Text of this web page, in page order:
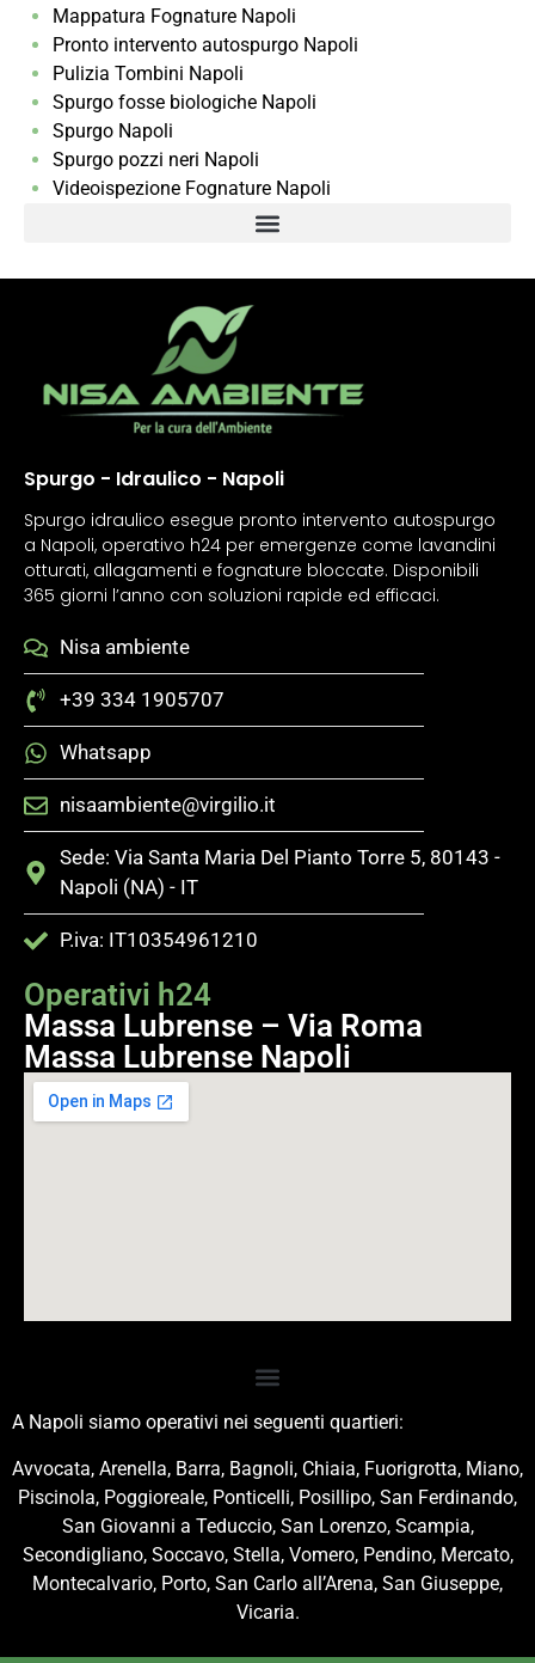
Mappatura Fognature Napoli
Pronto intervento autospurgo Napoli
Pulizia Tombini Napoli
Spurgo fosse biologiche Napoli
Spurgo Napoli
Spurgo pozzi neri Napoli
Videoispezione Fognature Napoli
Spurgo - Idraulico - Napoli
Spurgo idraulico esegue pronto intervento autospurgo
a Napoli, operativo h24 per emergenze come lavandini
otturati, allagamenti e fognature bloccate. Disponibili
365 giorni l’anno con soluzioni rapide ed efficaci.
Nisa ambiente
+39 334 1905707
Whatsapp
nisaambiente@virgilio.it
Sede: Via Santa Maria Del Pianto Torre 5, 80143 -
Napoli (NA) - IT
P.iva: IT10354961210
Operativi h24
Massa Lubrense – Via Roma
Massa Lubrense Napoli
A Napoli siamo operativi nei seguenti quartieri:
Avvocata, Arenella, Barra, Bagnoli, Chiaia, Fuorigrotta, Miano,
Piscinola, Poggioreale, Ponticelli, Posillipo, San Ferdinando,
San Giovanni a Teduccio, San Lorenzo, Scampia,
Secondigliano, Soccavo, Stella, Vomero, Pendino, Mercato,
Montecalvario, Porto, San Carlo all’Arena, San Giuseppe,
Vicaria.